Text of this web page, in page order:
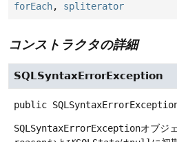
forEach, spliterator
コンストラクタの詳細
SQLSyntaxErrorException
public
SQLSyntaxErrorExceptionオブジ